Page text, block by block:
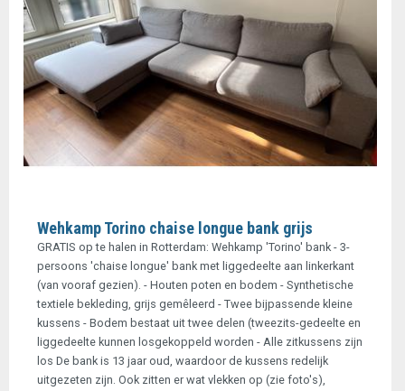
Wehkamp Torino chaise longue bank grijs
GRATIS op te halen in Rotterdam: Wehkamp 'Torino' bank - 3-
persoons 'chaise longue' bank met liggedeelte aan linkerkant
(van vooraf gezien). - Houten poten en bodem - Synthetische
textiele bekleding, grijs gemêleerd - Twee bijpassende kleine
kussens - Bodem bestaat uit twee delen (tweezits-gedeelte en
liggedeelte kunnen losgekoppeld worden - Alle zitkussens zijn
los De bank is 13 jaar oud, waardoor de kussens redelijk
uitgezeten zijn. Ook zitten er wat vlekken op (zie foto's),